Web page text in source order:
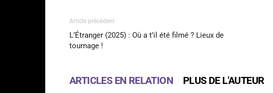
Article précédent
L’Étranger (2025) : Où a t’il été filmé ? Lieux de
tournage !
ARTICLES EN RELATION PLUS DE L'AUTEUR